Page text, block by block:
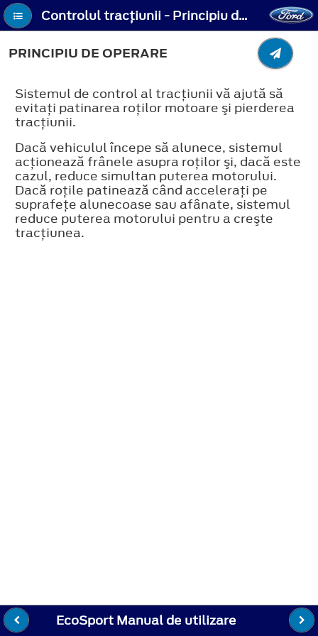
Controlul tracţiunii - Principiu de operare
PRINCIPIU DE OPERARE
Sistemul de control al tracţiunii vă ajută să
evitaţi patinarea roţilor motoare şi pierderea
tracţiunii.
Dacă vehiculul începe să alunece, sistemul
acţionează frânele asupra roţilor şi, dacă este
cazul, reduce simultan puterea motorului.
Dacă roţile patinează când acceleraţi pe
suprafeţe alunecoase sau afânate, sistemul
reduce puterea motorului pentru a creşte
tracţiunea.
EcoSport Manual de utilizare